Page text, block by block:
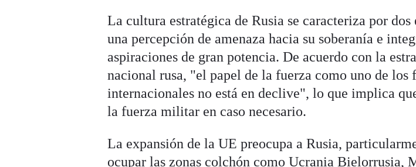
La cultura estratégica de Rusia se caracteriza por dos
una percepción de amenaza hacia su soberanía e
aspiraciones de gran potencia. De acuerdo con la
nacional rusa, "el papel de la fuerza como uno de los
internacionales no está en declive", lo que implica
la fuerza militar en caso necesario.
La expansión de la UE preocupa a Rusia,
ocupar las zonas colchón como Ucrania Bielorrusia,